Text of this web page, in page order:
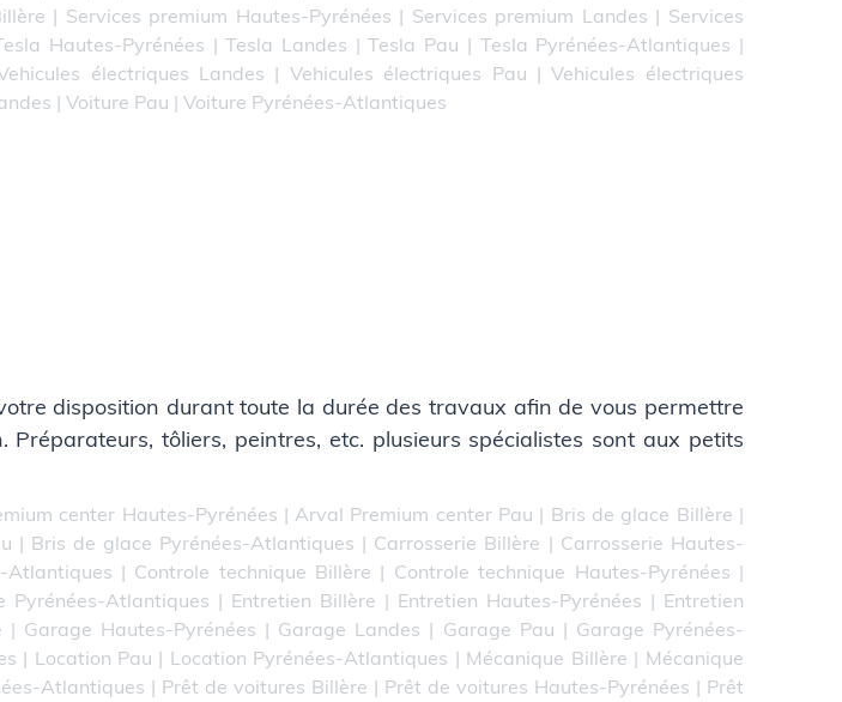
| Services premium Hautes-Pyrénées | Services premium Landes | Services
Hautes-Pyrénées |Tesla Landes |Tesla Pau | Tesla Pyrénées-Atlantiques |
électriques Landes | Vehicules électriques Pau |Vehicules électriques
|Voiture Pau |Voiture Pyrénées-Atlantiques
disposition durant toute la durée des travaux afin de vous permettre
tôliers, peintres, etc. plusieurs spécialistes sont aux petits
center Hautes-Pyrénées |Arval Premium center Pau | Bris de glace Billère |
| Bris de glace Pyrénées-Atlantiques | Carrosserie Billère | Carrosserie Hautes-
Atlantiques | Controle technique Billère | Controle technique Hautes-Pyrénées |
Pyrénées-Atlantiques | Entretien Billère | Entretien Hautes-Pyrénées | Entretien
| Garage Hautes-Pyrénées | Garage Landes | Garage Pau | Garage Pyrénées-
| Location Pau | Location Pyrénées-Atlantiques | Mécanique Billère | Mécanique
Atlantiques | Prêt de voitures Billère | Prêt de voitures Hautes-Pyrénées | Prêt